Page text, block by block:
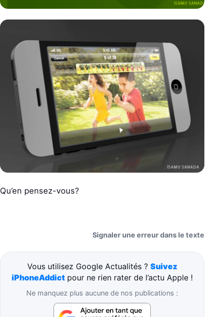
Qu’en pensez-vous?
Signaler une erreur dans le texte
Vous utilisez Google Actualités ? Suivez
iPhoneAddict pour ne rien rater de l’actu Apple !
Ne manquez plus aucune de nos publications :